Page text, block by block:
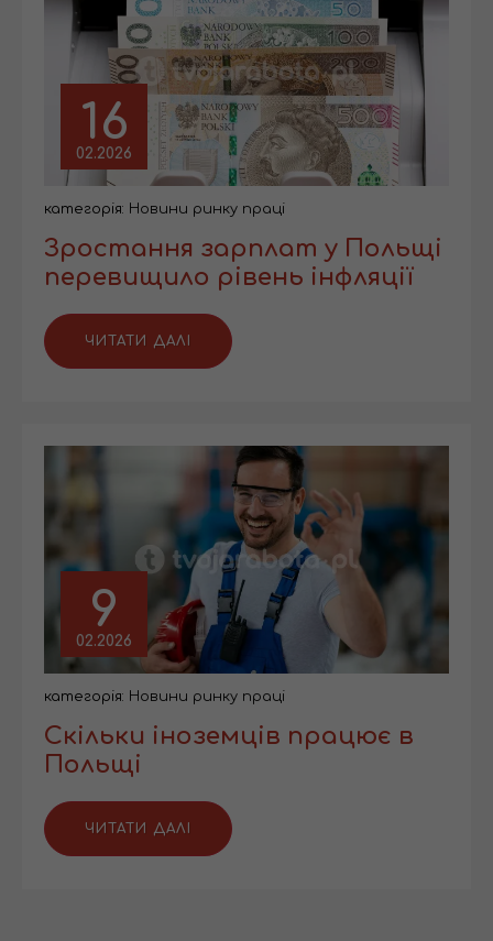
16
02.2026
категорія: Новини ринку праці
Зростання зарплат у Польщі
перевищило рівень інфляції
ЧИТАТИ ДАЛІ
9
02.2026
категорія: Новини ринку праці
Скільки іноземців працює в
Польщі
ЧИТАТИ ДАЛІ